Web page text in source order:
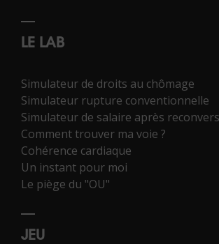
LE LAB
Simulateur de droits au chômage
Simulateur rupture conventionnelle
Simulateur de salaire après
Comment trouver ma voie ?
Cohérence cardiaque
Un instant pour moi
Le piège du "OU"
JEU